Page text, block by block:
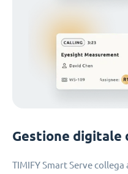
Gestione digitale
TIMIFY Smart Serve